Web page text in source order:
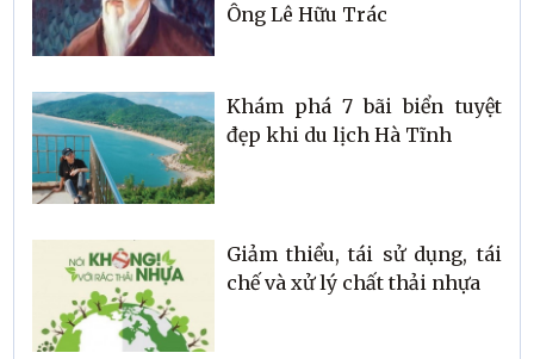
Ông Lê Hữu Trác
Khám phá 7 bãi biển tuyệt
đẹp khi du lịch Hà Tĩnh
Giảm thiểu, tái sử dụng, tái
chế và xử lý chất thải nhựa